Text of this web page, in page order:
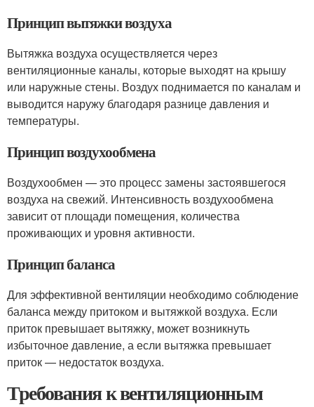
Принцип вытяжки воздуха
Вытяжка воздуха осуществляется через
вентиляционные каналы, которые выходят на крышу
или наружные стены. Воздух поднимается по каналам и
выводится наружу благодаря разнице давления и
температуры.
Принцип воздухообмена
Воздухообмен — это процесс замены застоявшегося
воздуха на свежий. Интенсивность воздухообмена
зависит от площади помещения, количества
проживающих и уровня активности.
Принцип баланса
Для эффективной вентиляции необходимо соблюдение
баланса между притоком и вытяжкой воздуха. Если
приток превышает вытяжку, может возникнуть
избыточное давление, а если вытяжка превышает
приток — недостаток воздуха.
Требования к вентиляционным